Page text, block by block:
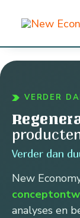
de
inhoud
VERDER
Verder dan
New
analyses en